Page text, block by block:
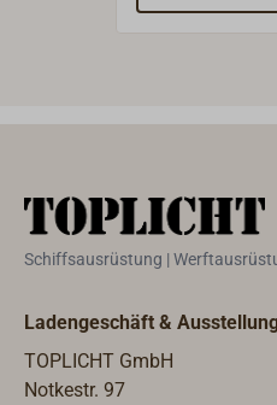
25 mm, z. B.
zur Montage der
VETUS-
standardmäßig
bis 25 mm und
Schiffsausrüstung |
Ladengeschäft &
TOPLICHT GmbH
Notkestr. 97